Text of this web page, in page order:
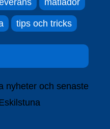
matlådor
tips och tricks
nyheter och senaste